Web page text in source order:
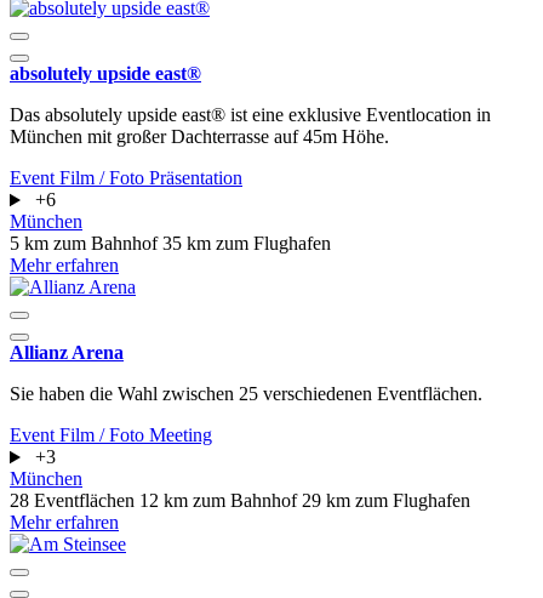
absolutely upside east®
Das absolutely upside east® ist eine exklusive Eventlocation in
München mit großer Dachterrasse auf 45m Höhe.
Event Film / Foto Präsentation
+6
München
5 km zum Bahnhof35 km zum Flughafen
Mehr erfahren
Allianz Arena
Sie haben die Wahl zwischen 25 verschiedenen Eventflächen.
Event Film / Foto Meeting
+3
München
28 Eventflächen 12 km zum Bahnhof 29 km zum Flughafen
Mehr erfahren